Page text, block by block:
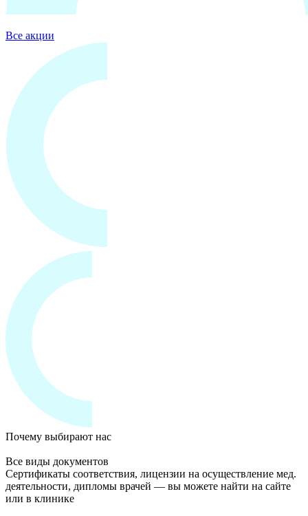
Все акции
Почему выбирают нас
Все виды документов
Сертификаты соответствия, лицензии на осуществление мед.
деятельности, дипломы врачей — вы можете найти на сайте
или в клинике